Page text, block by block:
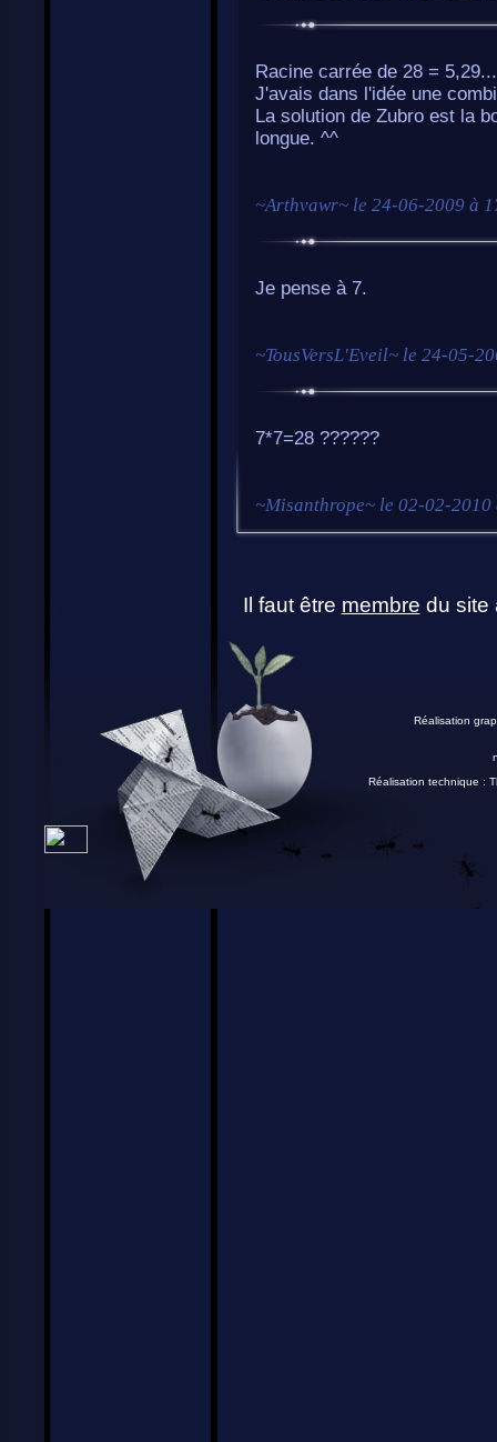
Racine carrée de 28 =
J'avais dans l'idée une
La solution de Zubro est la
longue. ^^
~Arthvawr~ le 24-06-2009 à
Je pense à 7.
~TousVersL'Eveil~ le 24-05-
7*7=28 ??????
~Misanthrope~ le 02-02-2010
Il faut être membre du site
Réalisation
Réalisation technique :